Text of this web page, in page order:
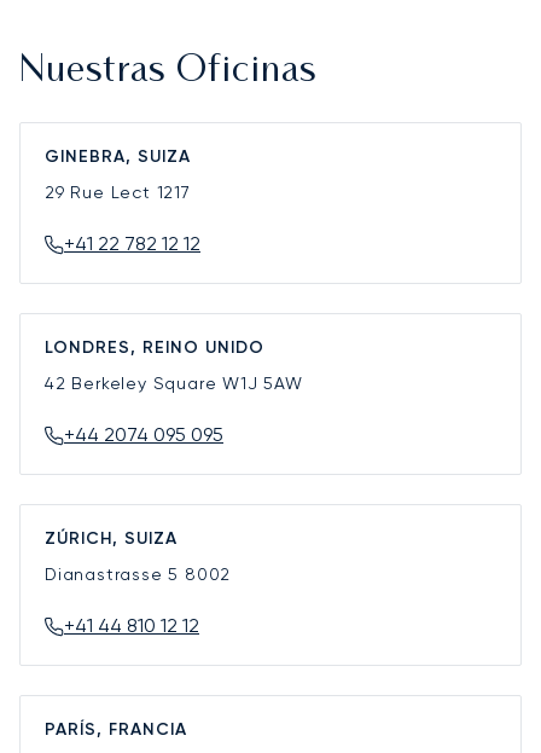
Nuestras Oficinas
GINEBRA, SUIZA
29 Rue Lect 1217
+41 22 782 12 12
LONDRES, REINO UNIDO
42 Berkeley SquareW1J 5AW
+44 2074 095 095
ZÚRICH, SUIZA
Dianastrasse 5 8002
+41 44 810 12 12
PARÍS, FRANCIA